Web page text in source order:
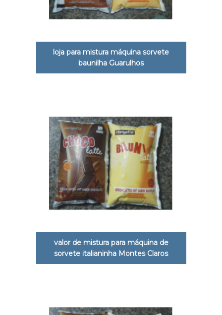
loja para mistura máquina sorvete
baunilha Guarulhos
valor de mistura para máquina de
sorvete italianinha Montes Claros